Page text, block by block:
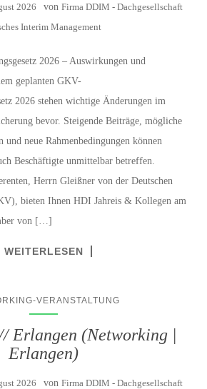
2026 von Firma DDIM - Dachgesellschaft
Interim Management
2026 – Auswirkungen und
geplanten GKV-
2026 stehen wichtige Änderungen im
bevor. Steigende Beiträge, mögliche
und neue Rahmenbedingungen können
Beschäftigte unmittelbar betreffen.
Herrn Gleißner von der Deutschen
bieten Ihnen HDI Jahreis & Kollegen am
von […]
WEITERLESEN
VERANSTALTUNG
Erlangen (Networking |
Erlangen)
2026 von Firma DDIM - Dachgesellschaft